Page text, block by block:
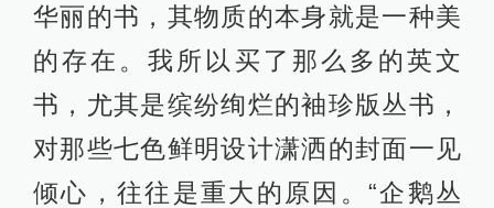
华丽的书，其物质的本身就是一种美
的存在。我所以买了那么多的英文
书，尤其是缤纷绚烂的袖珍版丛书，
对那些七色鲜明设计潇洒的封面一见
倾心，往往是重大的原因。“企鹅丛